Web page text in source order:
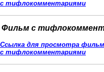
с тифлокомментариями
Фильм с
Ссылка для просмотра
с тифлокомментариями